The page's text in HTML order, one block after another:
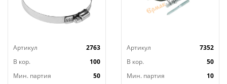
Артикул
2763
В кор.
100
Мин. партия
50
Артикул
7352
В кор.
50
Мин. партия
10